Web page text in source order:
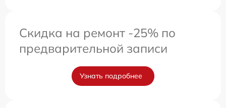
Скидка на ремонт -25% по
предварительной записи
Узнать подробнее